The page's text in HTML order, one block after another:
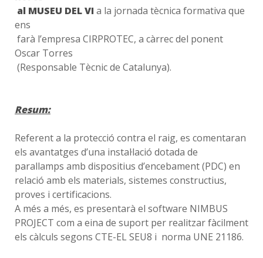
al MUSEU DEL VI a la jornada tècnica formativa que
ens
farà l’empresa CIRPROTEC, a càrrec del ponent
Oscar Torres
(Responsable Tècnic de Catalunya).
Resum:
Referent a la protecció contra el raig, es comentaran
els avantatges d’una instal·lació dotada de
parallamps amb dispositius d’encebament (PDC) en
relació amb els materials, sistemes constructius,
proves i certificacions.
A més a més, es presentarà el software NIMBUS
PROJECT com a eina de suport per realitzar fàcilment
els càlculs segons CTE-EL SEU8 i norma UNE 21186.